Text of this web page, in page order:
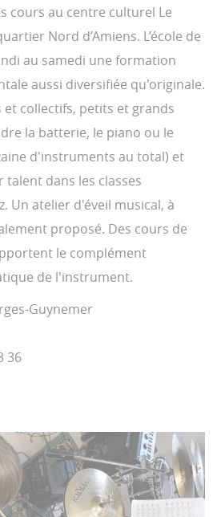
cours au centre culturel Le
Nord d’Amiens. L’école de
au samedi une formation
aussi diversifiée qu'originale.
et collectifs, petits et grands
la batterie, le piano ou le
d'instruments au total) et
dans les classes
Un atelier d'éveil musical, à
proposé. Des cours de
le complément
de l'instrument.
Guynemer
36